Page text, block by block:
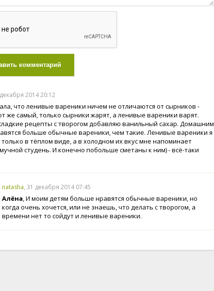
комментарий
2014 20:12
что ленивые вареники ничем не отличаются от сырников -
же самый, только сырники жарят, а ленивые вареники варят.
рецепты с творогом добавляю ванильный сахар. Домашним
больше обычные вареники, чем такие. Ленивые вареники я
только в тёплом виде, а в холодном их вкус мне напоминает
студень. И конечно побольше сметаны к ним) - всё-таки
natasha, 31 декабря 2014 07:45
Алёна, И моим детям больше нравятся обычные вареники, но
когда очень хочется, или не знаешь, что делать с творогом, а
времени нет то сойдут и ленивые вареники.